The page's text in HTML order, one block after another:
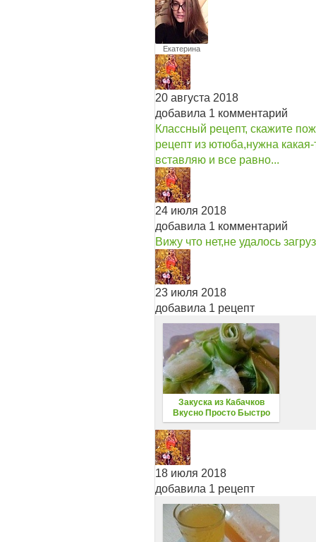
Екатерина
20 августа 2018
добавила 1 комментарий
Классный рецепт, скажите
рецепт из ютюба,нужна
вставляю и все равно...
24 июля 2018
добавила 1 комментарий
Вижу что нет,не удалось
23 июля 2018
добавила 1 рецепт
Закуска из Кабачков
Вкусно Просто Быстро
Салат из кабачков
18 июля 2018
добавила 1 рецепт